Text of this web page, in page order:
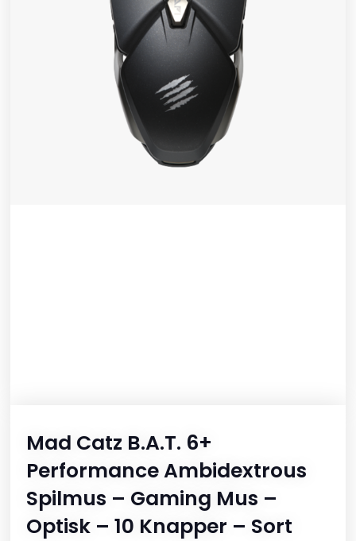
Mad Catz B.A.T. 6+
Performance Ambidextrous
Spilmus – Gaming Mus –
Optisk – 10 Knapper – Sort